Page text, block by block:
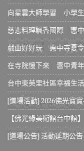
向星雲大師學習 小學
慈悲料理飄香國際 惠
戲曲好好玩 惠中寺夏
在寺院慢下來 惠中青
台中東英里社區幸福生
[道場活動] 2026佛光寶
【佛光緣美術館台中館
[道場公告] 活動延期公